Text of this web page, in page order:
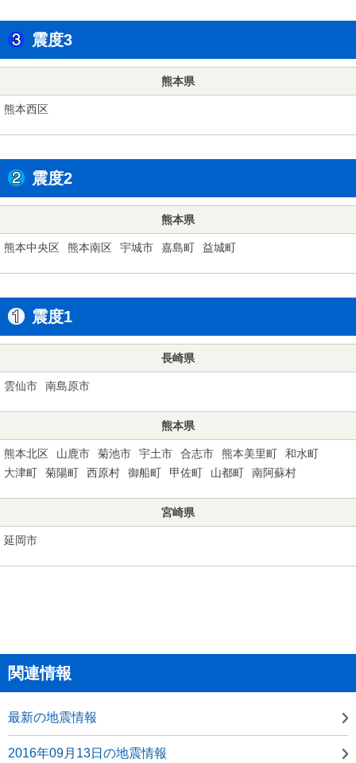
震度3
熊本県
熊本西区
震度2
熊本県
熊本中央区 熊本南区 宇城市 嘉島町 益城町
震度1
長崎県
雲仙市 南島原市
熊本県
熊本北区 山鹿市 菊池市 宇土市 合志市 熊本美里町
和水町
大津町
菊陽町 西原村 御船町 甲佐町 山都町 南阿蘇村
宮崎県
延岡市
関連情報
最新の地震情報
2016年09月13日の地震情報